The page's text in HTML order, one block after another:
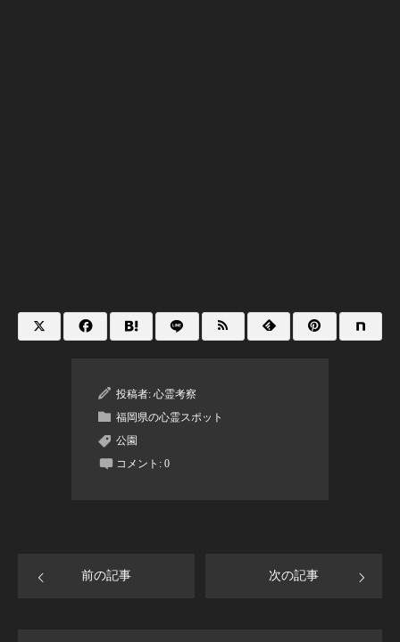
投稿者: 心霊考察
福岡県の心霊スポット
公園
コメント: 0
前の記事 次の記事